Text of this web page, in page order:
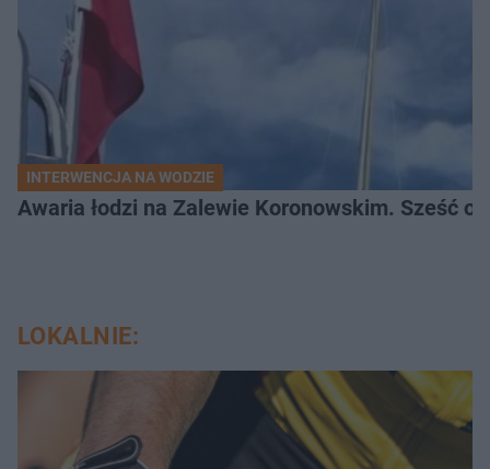
INTERWENCJA NA WODZIE
Awaria łodzi na Zalewie Koronowskim. Sześć
LOKALNIE: